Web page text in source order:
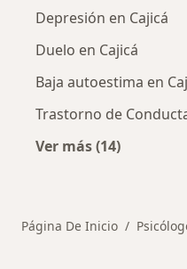
Depresión en Cajicá
Duelo en Cajicá
Baja autoestima en
Trastorno de
Ver más (14)
Página De Inicio